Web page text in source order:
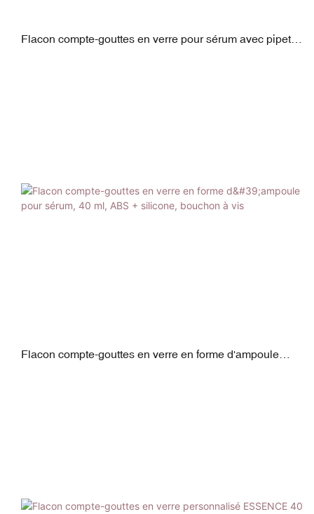
Flacon compte-gouttes en verre pour sérum avec pipette
Flacon compte-gouttes en verre en forme d'ampoule